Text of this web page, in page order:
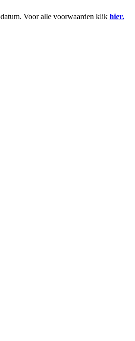
Voor alle voorwaarden klik hier.